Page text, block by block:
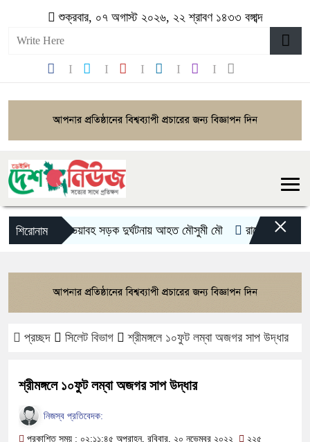
শুক্রবার, ০৭ অগাস্ট ২০২৬, ২২ শ্রাবণ ১৪৩৩ বঙ্গাব্দ
শিরোনাম ভয়াবহ সড়ক দুর্ঘটনায় আহত মৌসুমী মৌ রামেকে বৈদ্যুতিক
×
প্রচ্ছদ সিলেট বিভাগ শ্রীমঙ্গলে ১০ফুট লম্বা অজগর সাপ উদ্ধার
শ্রীমঙ্গলে ১০ফুট লম্বা অজগর সাপ উদ্ধার
নিজস্ব প্রতিবেদক:
প্রকাশিত সময় : ০২:১১:৪৫ অপরাহ্ন, রবিবার, ২০ নভেম্বর ২০২২ ২২৫